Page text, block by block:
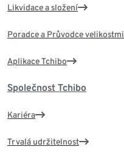
Likvidace a složení
Poradce a Průvodce velikostmi
Aplikace Tchibo
Společnost Tchibo
Kariéra
Trvalá udržitelnost